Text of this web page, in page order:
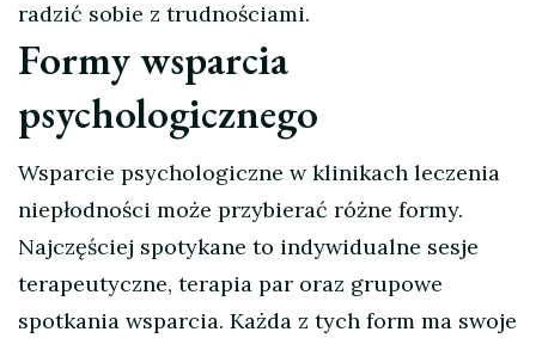
radzić sobie z trudnościami.
Formy wsparcia
psychologicznego
Wsparcie psychologiczne w klinikach leczenia
niepłodności może przybierać różne formy.
Najczęściej spotykane to indywidualne sesje
terapeutyczne, terapia par oraz grupowe
spotkania wsparcia. Każda z tych form ma swoje